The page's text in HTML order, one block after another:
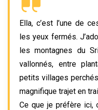
Ella, c’est l’une de
les yeux fermés.
les montagnes du
vallonnés, entre
petits villages
magnifique trajet en
Ce que je préfère ici,